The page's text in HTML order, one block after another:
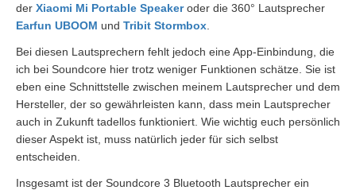
der Xiaomi Mi Portable Speakeroder die 360° Lautsprecher
Earfun UBOOM und Tribit Stormbox
Bei diesen Lautsprechern fehlt jedoch eine App-Einbindung, die
ich bei Soundcore hier trotz weniger Funktionen schätze. Sie ist
eben eine Schnittstelle zwischen meinem Lautsprecher und dem
Hersteller, der so gewährleisten kann, dass mein Lautsprecher
auch in Zukunft tadellos funktioniert. Wie wichtig euch persönlich
dieser Aspekt ist, muss natürlich jeder für sich selbst
entscheiden.
Insgesamt ist der Soundcore 3 Bluetooth Lautsprecher ein